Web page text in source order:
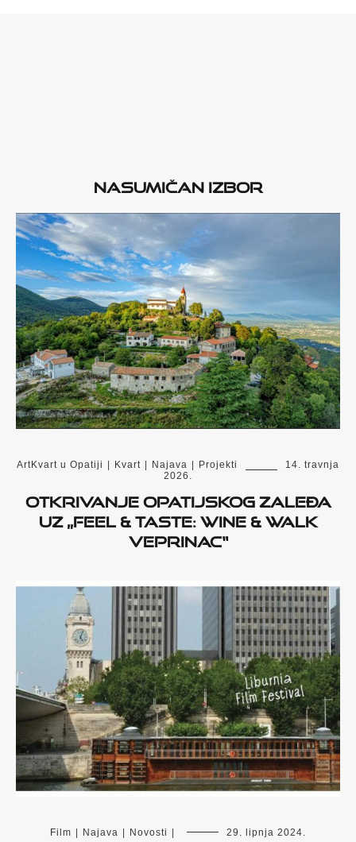
Nasumičan izbor
ArtKvart u Opatiji | Kvart | Najava | Projekti
14. travnja
2026.
Otkrivanje opatijskog zaleđa
uz „Feel & Taste: Wine & Walk
Veprinac“
Film | Najava | Novosti | 29. lipnja 2024.